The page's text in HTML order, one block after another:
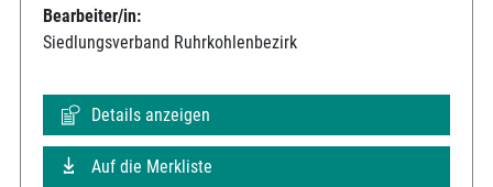
Bearbeiter/in:
Siedlungsverband Ruhrkohlenbezirk
Details anzeigen
Auf die Merkliste